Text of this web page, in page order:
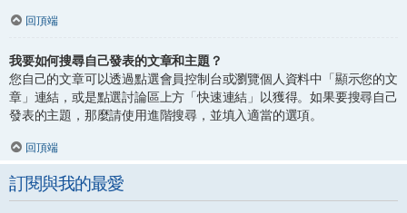
回頂端
我要如何搜尋自己發表的文章和主題？
您自己的文章可以透過點選會員控制台或瀏覽個人資料中「顯示您的文
章」連結，或是點選討論區上方「快速連結」以獲得。如果要搜尋自己
發表的主題，那麼請使用進階搜尋，並填入適當的選項。
回頂端
訂閱與我的最愛